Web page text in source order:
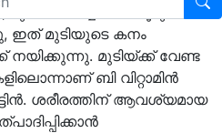
കൊഴിച്ചിലിന് കൂടുതൽ
മുടിയുടെ കനം
മുടിയ്ക്ക് വേണ്ട
ബി വിറ്റാമിൻ
ശരീരത്തിന് ആവശ്യമായ